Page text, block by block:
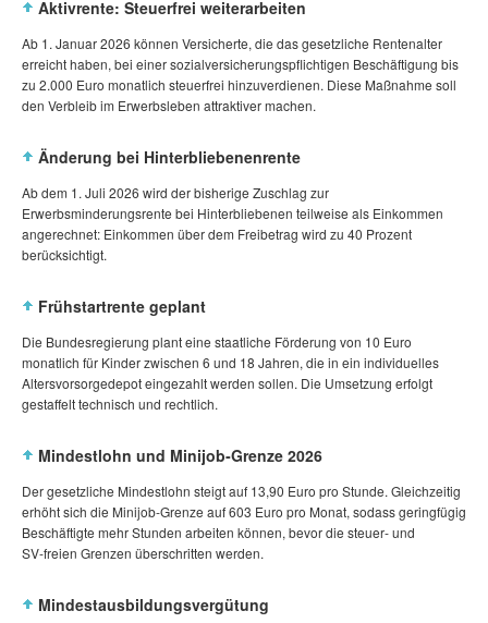
Aktivrente: Steuerfrei weiterarbeiten
Ab 1. Januar 2026 können Versicherte, die das gesetzliche Rentenalter
erreicht haben, bei einer sozialversicherungspflichtigen Beschäftigung bis
zu 2.000 Euro monatlich steuerfrei hinzuverdienen. Diese Maßnahme soll
den Verbleib im Erwerbsleben attraktiver machen.
Änderung bei Hinterbliebenenrente
Ab dem 1. Juli 2026 wird der bisherige Zuschlag zur
Erwerbsminderungsrente bei Hinterbliebenen teilweise als Einkommen
angerechnet: Einkommen über dem Freibetrag wird zu 40 Prozent
berücksichtigt.
Frühstartrente geplant
Die Bundesregierung plant eine staatliche Förderung von 10 Euro
monatlich für Kinder zwischen 6 und 18 Jahren, die in ein individuelles
Altersvorsorgedepot eingezahlt werden sollen. Die Umsetzung erfolgt
gestaffelt technisch und rechtlich.
Mindestlohn und Minijob‑Grenze 2026
Der gesetzliche Mindestlohn steigt auf 13,90 Euro pro Stunde. Gleichzeitig
erhöht sich die Minijob‑Grenze auf 603 Euro pro Monat, sodass geringfügig
Beschäftigte mehr Stunden arbeiten können, bevor die steuer‑ und
SV‑freien Grenzen überschritten werden.
Mindestausbildungsvergütung